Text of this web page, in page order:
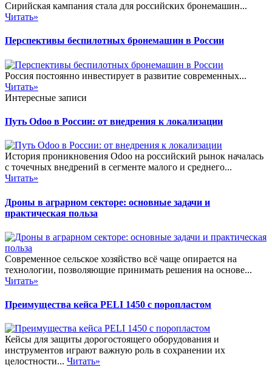
Сирийская кампания стала для российских бронемашин...
Читать»
Перспективы беспилотных бронемашин в России
Россия постоянно инвестирует в развитие современных...
Читать»
Интересные записи
Путь Odoo в России: от внедрения к локализации
История проникновения Odoo на российский рынок началась
с точечных внедрений в сегменте малого и среднего...
Читать»
Дроны в аграрном секторе: основные задачи и
практическая польза
Современное сельское хозяйство всё чаще опирается на
технологии, позволяющие принимать решения на основе...
Читать»
Преимущества кейса PELI 1450 с поропластом
Кейсы для защиты дорогостоящего оборудования и
инструментов играют важную роль в сохранении их
целостности... Читать»